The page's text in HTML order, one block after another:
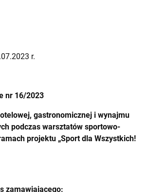
r.
nr 16/2023
gastronomicznej i wynajmu
podczas warsztatów sportowo-
projektu „Sport dla Wszystkich!
zamawiającego: